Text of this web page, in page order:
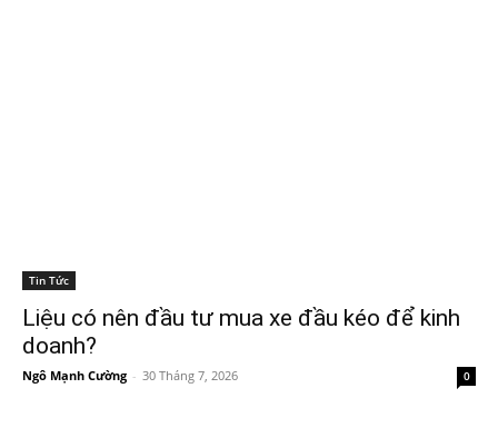
Tin Tức
Liệu có nên đầu tư mua xe đầu kéo để kinh
doanh?
Ngô Mạnh Cường - 30 Tháng 7, 2026 0